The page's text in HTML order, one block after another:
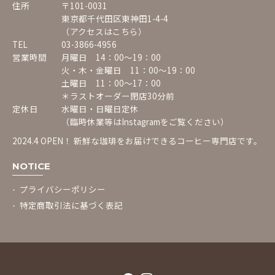
住所
〒101-0031
東京都千代田区東神田1-4-4
（アクセスはこちら）
TEL
03-3866-4956
営業時間
月曜日 14：00〜19：00
火・木・金曜日 11：00〜19：00
土曜日 11：00〜17：00
＊ラストオーダー閉店30分前
定休日
水曜日・日曜日定休
（臨時休業等はInstagramをご覧ください）
2024.4 OPEN！ 新鮮な珈琲をお届けできるコーヒー専門店です。
NOTICE
プライバシーポリシー
特定商取引法に基づく表記